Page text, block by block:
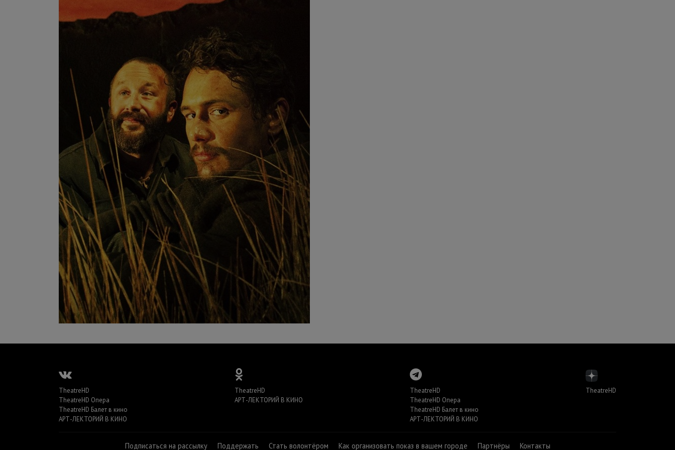
TheatreHD
TheatreHD Опера
TheatreHD Балет в кино
АРТ-ЛЕКТОРИЙ В КИНО
TheatreHD
АРТ-ЛЕКТОРИЙ В КИНО
TheatreHD
TheatreHD Опера
TheatreHD Балет в кино
АРТ-ЛЕКТОРИЙ В КИНО
TheatreHD
Подписаться на рассылку Поддержать Стать волонтёром Как организовать показ в вашем городе Партнёры Контакты